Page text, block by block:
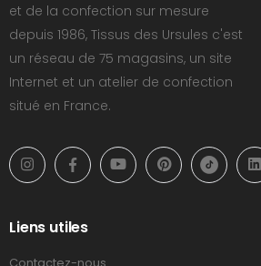
et de la confection sur mesure
depuis 1986, Tissus des Ursules c'est
un réseau de 75 magasins, un site
Internet et un atelier de confection
situé en France.
Liens utiles